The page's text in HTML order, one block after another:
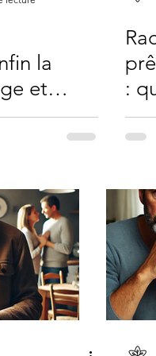
la
et
vous
: